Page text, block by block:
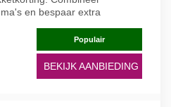
en bespaar extra
Populair
BEKIJK AANBIEDING